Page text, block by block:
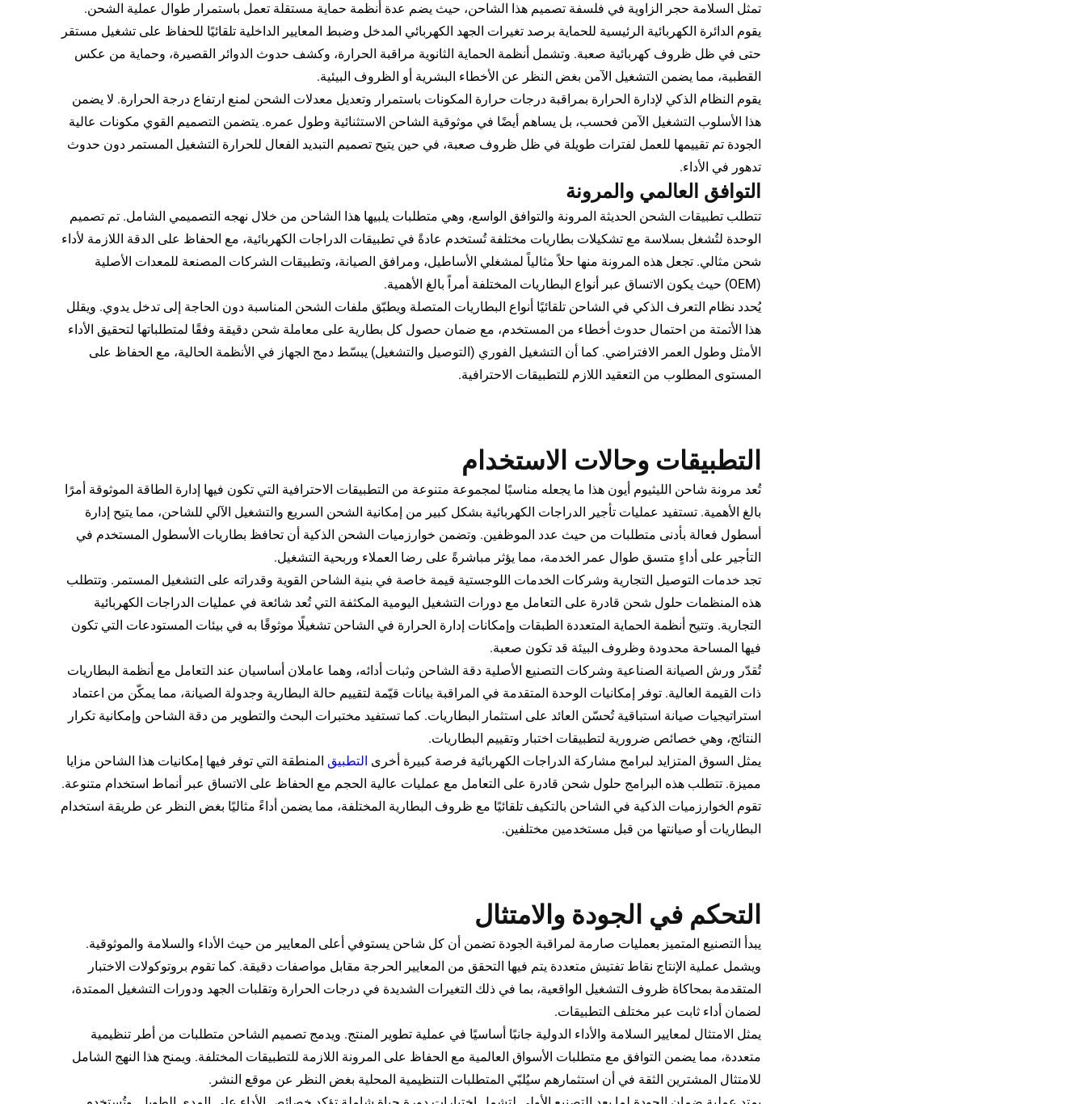
تمثل السلامة حجر الزاوية في فلسفة تصميم هذا الشاحن، حيث يضم عدة أنظمة حماية مستقلة تعمل باستمرار طوال عملية الشحن.
يقوم الدائرة الكهربائية الرئيسية للحماية برصد تغيرات الجهد الكهربائي المدخل وضبط المعايير الداخلية تلقائيًا للحفاظ على تشغيل مستقر
حتى في ظل ظروف كهربائية صعبة. وتشمل أنظمة الحماية الثانوية مراقبة الحرارة، وكشف حدوث الدوائر القصيرة، وحماية من عكس
القطبية، مما يضمن التشغيل الآمن بغض النظر عن الأخطاء البشرية أو الظروف البيئية.
يقوم النظام الذكي لإدارة الحرارة بمراقبة درجات حرارة المكونات باستمرار وتعديل معدلات الشحن لمنع ارتفاع درجة الحرارة. لا يضمن
هذا الأسلوب التشغيل الآمن فحسب، بل يساهم أيضًا في موثوقية الشاحن الاستثنائية وطول عمره. يتضمن التصميم القوي مكونات عالية
الجودة تم تقييمها للعمل لفترات طويلة في ظل ظروف صعبة، في حين يتيح تصميم التبديد الفعال للحرارة التشغيل المستمر دون حدوث
تدهور في الأداء.
التوافق العالمي والمرونة
تتطلب تطبيقات الشحن الحديثة المرونة والتوافق الواسع، وهي متطلبات يلبيها هذا الشاحن من خلال نهجه التصميمي الشامل. تم تصميم
الوحدة لتُشغل بسلاسة مع تشكيلات بطاريات مختلفة تُستخدم عادةً في تطبيقات الدراجات الكهربائية، مع الحفاظ على الدقة اللازمة لأداء
شحن مثالي. تجعل هذه المرونة منها حلاً مثالياً لمشغلي الأساطيل، ومرافق الصيانة، وتطبيقات الشركات المصنعة للمعدات الأصلية
(OEM) حيث يكون الاتساق عبر أنواع البطاريات المختلفة أمراً بالغ الأهمية.
يُحدد نظام التعرف الذكي في الشاحن تلقائيًا أنواع البطاريات المتصلة ويطبّق ملفات الشحن المناسبة دون الحاجة إلى تدخل يدوي. ويقلل
هذا الأتمتة من احتمال حدوث أخطاء من المستخدم، مع ضمان حصول كل بطارية على معاملة شحن دقيقة وفقًا لمتطلباتها لتحقيق الأداء
الأمثل وطول العمر الافتراضي. كما أن التشغيل الفوري (التوصيل والتشغيل) يبسّط دمج الجهاز في الأنظمة الحالية، مع الحفاظ على
المستوى المطلوب من التعقيد اللازم للتطبيقات الاحترافية.
التطبيقات وحالات الاستخدام
تُعد مرونة شاحن الليثيوم أيون هذا ما يجعله مناسبًا لمجموعة متنوعة من التطبيقات الاحترافية التي تكون فيها إدارة الطاقة الموثوقة أمرًا
بالغ الأهمية. تستفيد عمليات تأجير الدراجات الكهربائية بشكل كبير من إمكانية الشحن السريع والتشغيل الآلي للشاحن، مما يتيح إدارة
أسطول فعالة بأدنى متطلبات من حيث عدد الموظفين. وتضمن خوارزميات الشحن الذكية أن تحافظ بطاريات الأسطول المستخدم في
التأجير على أداءٍ متسق طوال عمر الخدمة، مما يؤثر مباشرةً على رضا العملاء وربحية التشغيل.
تجد خدمات التوصيل التجارية وشركات الخدمات اللوجستية قيمة خاصة في بنية الشاحن القوية وقدراته على التشغيل المستمر. وتتطلب
هذه المنظمات حلول شحن قادرة على التعامل مع دورات التشغيل اليومية المكثفة التي تُعد شائعة في عمليات الدراجات الكهربائية
التجارية. وتتيح أنظمة الحماية المتعددة الطبقات وإمكانات إدارة الحرارة في الشاحن تشغيلًا موثوقًا به في بيئات المستودعات التي تكون
فيها المساحة محدودة وظروف البيئة قد تكون صعبة.
تُقدّر ورش الصيانة الصناعية وشركات التصنيع الأصلية دقة الشاحن وثبات أدائه، وهما عاملان أساسيان عند التعامل مع أنظمة البطاريات
ذات القيمة العالية. توفر إمكانيات الوحدة المتقدمة في المراقبة بيانات قيّمة لتقييم حالة البطارية وجدولة الصيانة، مما يمكّن من اعتماد
استراتيجيات صيانة استباقية تُحسّن العائد على استثمار البطاريات. كما تستفيد مختبرات البحث والتطوير من دقة الشاحن وإمكانية تكرار
النتائج، وهي خصائص ضرورية لتطبيقات اختبار وتقييم البطاريات.
يمثل السوق المتزايد لبرامج مشاركة الدراجات الكهربائية فرصة كبيرة أخرى التطبيق المنطقة التي توفر فيها إمكانيات هذا الشاحن مزايا
مميزة. تتطلب هذه البرامج حلول شحن قادرة على التعامل مع عمليات عالية الحجم مع الحفاظ على الاتساق عبر أنماط استخدام متنوعة.
تقوم الخوارزميات الذكية في الشاحن بالتكيف تلقائيًا مع ظروف البطارية المختلفة، مما يضمن أداءً مثاليًا بغض النظر عن طريقة استخدام
البطاريات أو صيانتها من قبل مستخدمين مختلفين.
التحكم في الجودة والامتثال
يبدأ التصنيع المتميز بعمليات صارمة لمراقبة الجودة تضمن أن كل شاحن يستوفي أعلى المعايير من حيث الأداء والسلامة والموثوقية.
ويشمل عملية الإنتاج نقاط تفتيش متعددة يتم فيها التحقق من المعايير الحرجة مقابل مواصفات دقيقة. كما تقوم بروتوكولات الاختبار
المتقدمة بمحاكاة ظروف التشغيل الواقعية، بما في ذلك التغيرات الشديدة في درجات الحرارة وتقلبات الجهد ودورات التشغيل الممتدة،
لضمان أداء ثابت عبر مختلف التطبيقات.
يمثل الامتثال لمعايير السلامة والأداء الدولية جانبًا أساسيًا في عملية تطوير المنتج. ويدمج تصميم الشاحن متطلبات من أطر تنظيمية
متعددة، مما يضمن التوافق مع متطلبات الأسواق العالمية مع الحفاظ على المرونة اللازمة للتطبيقات المختلفة. ويمنح هذا النهج الشامل
للامتثال المشترين الثقة في أن استثمارهم سيُلبّي المتطلبات التنظيمية المحلية بغض النظر عن موقع النشر.